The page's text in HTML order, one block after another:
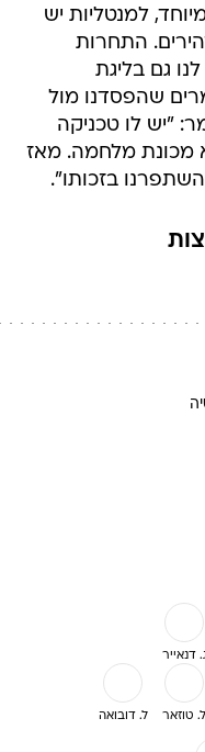
למנטליות יש
התחרות
גם בליגת
שהפסדנו מול
"יש לו טכניקה
מכונת מלחמה. מאז
בזכותו".
דנאייר
ל. דובואה ל. טוזאר